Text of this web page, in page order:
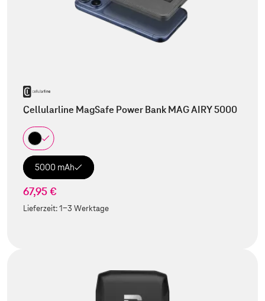
Cellularline MagSafe Power Bank MAG AIRY 5000
5000 mAh
67,95 €
Lieferzeit:1-3 Werktage